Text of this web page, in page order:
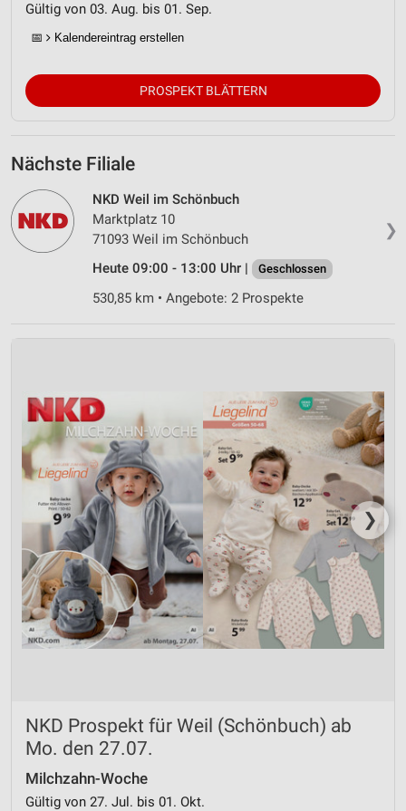
Gültig von 03. Aug. bis 01. Sep.
📅 Kalendereintrag erstellen
PROSPEKT BLÄTTERN
Nächste Filiale
❯
NKD Weil im Schönbuch
Marktplatz 10
71093 Weil im Schönbuch
Heute 09:00 - 13:00 Uhr |
Geschlossen
530,85 km • Angebote: 2 Prospekte
❯
NKD Prospekt für Weil (Schönbuch) ab
Mo. den 27.07.
Milchzahn-Woche
Gültig von 27. Jul. bis 01. Okt.